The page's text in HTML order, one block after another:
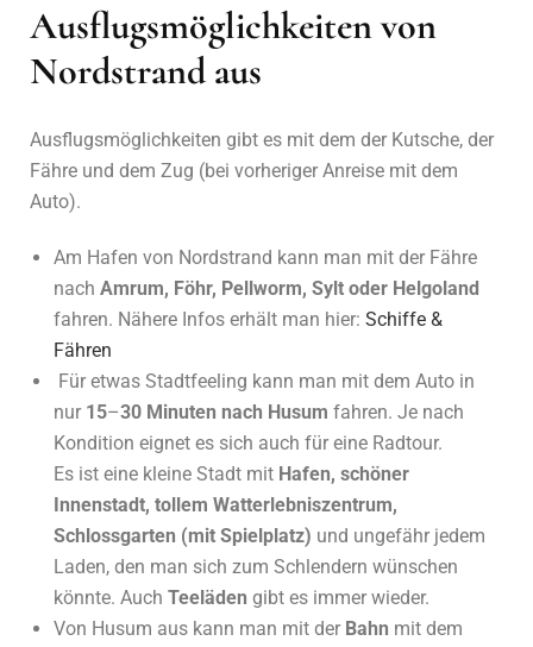
Ausflugsmöglichkeiten von
Nordstrand aus
Ausflugsmöglichkeiten gibt es mit dem der Kutsche, der
Fähre und dem Zug (bei vorheriger Anreise mit dem
Auto).
Am Hafen von Nordstrand kann man mit der Fähre
nach Amrum, Föhr, Pellworm, Sylt oder Helgoland
fahren. Nähere Infos erhält man hier: Schiffe &
Fähren
Für etwas Stadtfeeling kann man mit dem Auto in
nur 15–30 Minuten nach Husum fahren. Je nach
Kondition eignet es sich auch für eine Radtour.
Es ist eine kleine Stadt mit Hafen, schöner
Innenstadt, tollem Watterlebniszentrum,
Schlossgarten (mit Spielplatz) und ungefähr jedem
Laden, den man sich zum Schlendern wünschen
könnte. Auch Teeläden gibt es immer wieder.
Von Husum aus kann man mit der Bahn mit dem